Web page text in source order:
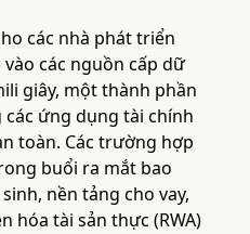
các nhà phát triển
các nguồn cấp dữ
giây, một thành phần
ứng dụng tài chính
toàn. Các trường hợp
buổi ra mắt bao
nền tảng cho vay,
hóa tài sản thực (RWA)